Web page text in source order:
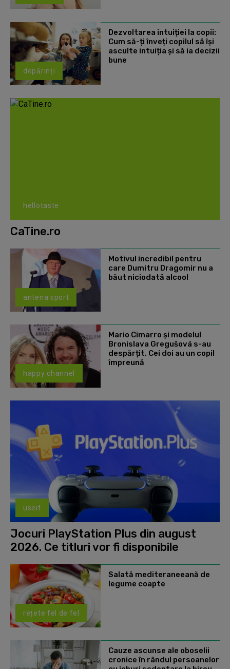
depărinți
Dezvoltarea intuiției la copii:
Cum să-ți înveți copilul să își
asculte intuiția și să ia decizii
bune
hellotaste
CaTine.ro
antena sport
Motivul incredibil pentru
care Dumitru Dragomir nu a
băut niciodată alcool
happy channel
Mario Cimarro și modelul
Bronislava Gregušová s-au
despărțit. Cei doi au un copil
împreună
useit
Jocuri PlayStation Plus din august
2026. Ce titluri vor fi disponibile
rețete fel de fel
Salată mediteraneeană de
legume coapte
Cauze ascunse ale oboselii
cronice în rândul persoanelor